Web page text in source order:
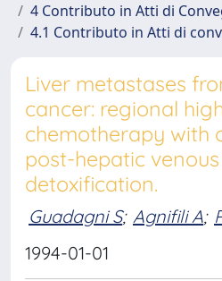
4 Contributo in Atti di
4.1 Contributo in Atti di
Liver metastases
cancer: regional
chemotherapy with
post-hepatic
detoxification.
Guadagni S; Agnifili A;
1994-01-01